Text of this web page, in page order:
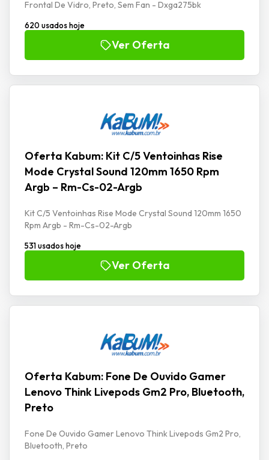
Frontal De Vidro, Preto, Sem Fan - Dxga275bk
620 usados hoje
Ver Oferta
Oferta Kabum: Kit C/5 Ventoinhas Rise
Mode Crystal Sound 120mm 1650 Rpm
Argb – Rm-Cs-02-Argb
Kit C/5 Ventoinhas Rise Mode Crystal Sound 120mm 1650
Rpm Argb - Rm-Cs-02-Argb
531 usados hoje
Ver Oferta
Oferta Kabum: Fone De Ouvido Gamer
Lenovo Think Livepods Gm2 Pro, Bluetooth,
Preto
Fone De Ouvido Gamer Lenovo Think Livepods Gm2 Pro,
Bluetooth, Preto